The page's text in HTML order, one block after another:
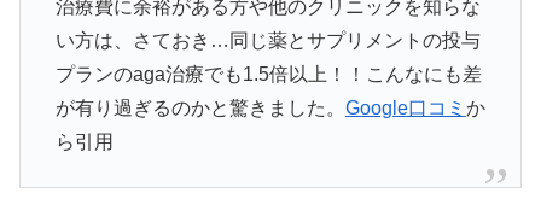
治療費に余裕がある方や他のクリニックを知らな
い方は、さておき…同じ薬とサプリメントの投与
プランのaga治療でも1.5倍以上！！こんなにも差
が有り過ぎるのかと驚きました。 Google口コミ か
ら引用